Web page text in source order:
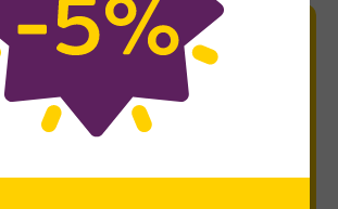
Newsletter
rimanere aggiornato su news